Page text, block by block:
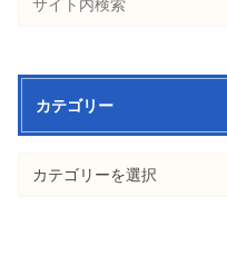
カテゴリー